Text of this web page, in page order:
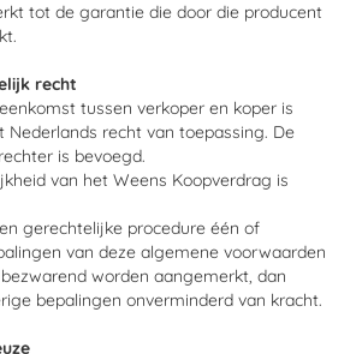
tot de garantie die door die producent
recht
tussen verkoper en koper is
Nederlands recht van toepassing. De
is bevoegd.
van het Weens Koopverdrag is
gerechtelijke procedure één of
van deze algemene voorwaarden
worden aangemerkt, dan
bepalingen onverminderd van kracht.